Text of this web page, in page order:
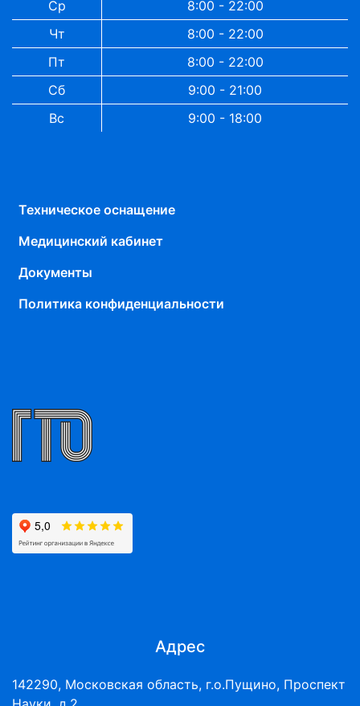
Ср
8:00 - 22:00
Чт
8:00 - 22:00
Пт
8:00 - 22:00
Сб
9:00 - 21:00
Вс
9:00 - 18:00
Техническое оснащение
Медицинский кабинет
Документы
Политика конфиденциальности
Адрес
142290, Московская область, г.о.Пущино, Проспект